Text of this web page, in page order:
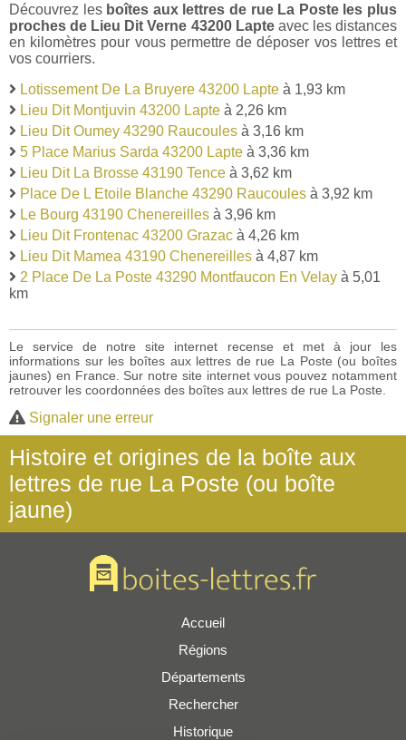
Découvrez les boîtes aux lettres de rue La Poste les plus
proches de Lieu Dit Verne 43200 Lapteavec les distances
en kilomètres pour vous permettre de déposer vos lettres et
vos courriers.
Lotissement De La Bruyere 43200 Lapte à 1,93 km
Lieu Dit Montjuvin 43200 Lapte à 2,26 km
Lieu Dit Oumey 43290 Raucoules à 3,16 km
5 Place Marius Sarda 43200 Lapte à 3,36 km
Lieu Dit La Brosse 43190 Tence à 3,62 km
Place De L Etoile Blanche 43290 Raucoules à 3,92 km
Le Bourg 43190 Chenereilles à 3,96 km
Lieu Dit Frontenac 43200 Grazac à 4,26 km
Lieu Dit Mamea 43190 Chenereilles à 4,87 km
2 Place De La Poste 43290 Montfaucon En Velay à 5,01
km
Le service de notre site internet recense et met à jour les
informations sur les boîtes aux lettres de rue La Poste (ou boîtes
jaunes) en France. Sur notre site internet vous pouvez notamment
retrouver les coordonnées des boîtes aux lettres de rue La Poste.
Signaler une erreur
Histoire et origines de la boîte aux
lettres de rue La Poste (ou boîte
jaune)
Accueil
Régions
Départements
Rechercher
Historique